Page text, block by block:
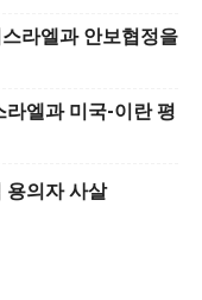
라엘과 안보협정을
엘과 미국-이란 평
용의자 사살